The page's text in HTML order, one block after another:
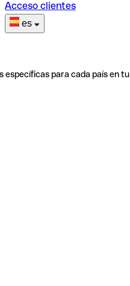
Acceso clientes
es
específicas para cada país en tu